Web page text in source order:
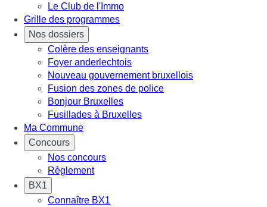
Le Club de l'Immo
Grille des programmes
Nos dossiers
Colère des enseignants
Foyer anderlechtois
Nouveau gouvernement bruxellois
Fusion des zones de police
Bonjour Bruxelles
Fusillades à Bruxelles
Ma Commune
Concours
Nos concours
Règlement
BX1
Connaître BX1